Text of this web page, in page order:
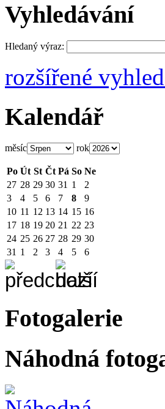
Vyhledávání
Hledaný výraz:
rozšířené
Kalendář
měsíc rok
Po Út St Čt Pá So Ne
27 28 29 30 31 1
2
3
4 5 6 7 8
9
10 11 12 13 14 15 16
17 18 19 20 21 22 23
24 25 26 27 28 29 30
31 1 2 3 4 5 6
Fotogalerie
Náhodná